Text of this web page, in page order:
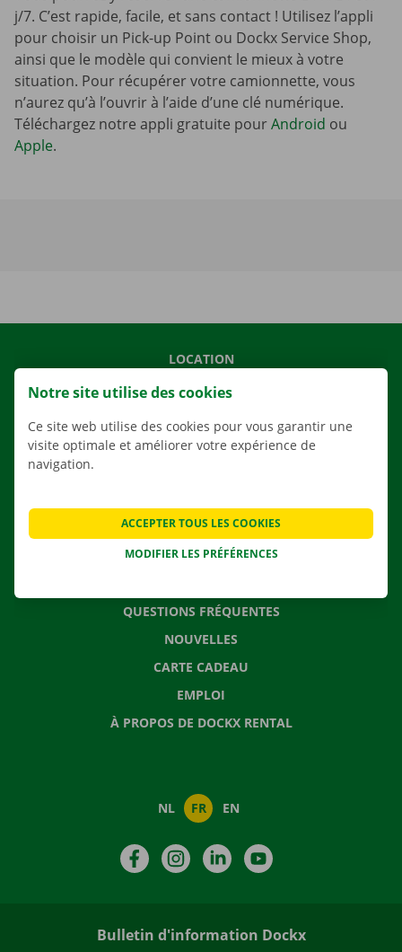
j/7. C’est rapide, facile, et sans contact ! Utilisez l’appli
pour choisir un Pick-up Point ou Dockx Service Shop,
ainsi que le modèle qui convient le mieux à votre
situation. Pour récupérer votre camionnette, vous
n’aurez qu’à l’ouvrir à l’aide d’une clé numérique.
Téléchargez notre appli gratuite pourAndroid ou
Apple.
LOCATION
NOS VÉHICULES
AGENCES
QUESTIONS FRÉQUENTES
NOUVELLES
CARTE CADEAU
EMPLOI
À PROPOS DE DOCKX RENTAL
NL FR EN
FacebookInstagramLinkedIn
Bulletin d'information Dockx
Notre site utilise des cookies
Ce site web utilise des cookies pour vous garantir une
visite optimale et améliorer votre expérience de
navigation.
MODIFIER LES PRÉFÉRENCES
ACCEPTER TOUS LES COOKIES